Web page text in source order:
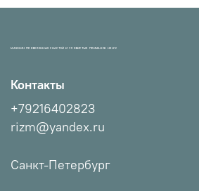
МАГАЗИН ПРОВЕРЕННЫХ СНАСТЕЙ И УЛОВИСТЫХ ПРИМАНОК НХНЧ!
Контакты
+79216402823
rizm@yandex.ru
Санкт-Петербург